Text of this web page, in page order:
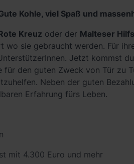
Kohle, viel Spaß und
Kreuz oder der Malteser
wo sie gebraucht werden. Für
Jetzt kommst
den guten Zweck von Tür zu
Neben der guten
Erfahrung fürs Leben.
mit 4.300 Euro und mehr